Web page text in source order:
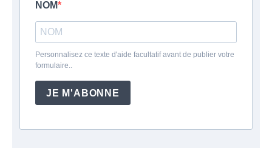
NOM
Personnalisez ce texte d'aide facultatif avant de publier votre
formulaire..
JE M'ABONNE